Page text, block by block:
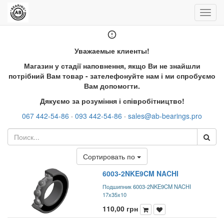
Уважаемые клиенты!
Магазин у стадії наповнення, якщо Ви не знайшли
потрібний Вам товар - зателефонуйте нам і ми спробуємо
Вам допомогти.
Дякуємо за розуміння і співробітництво!
067 442-54-86 · 093 442-54-86 · sales@ab-bearings.pro
Сортировать по
6003-2NKE9CM NACHI
Подшипник 6003-2NKE9CM NACHI
17x35x10
110,00 грн